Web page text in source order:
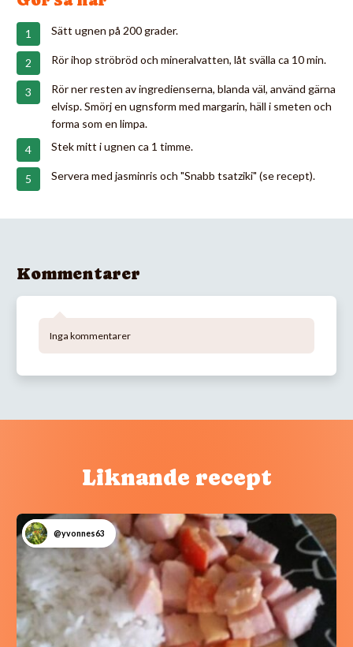
Sätt ugnen på 200 grader.
Rör ihop ströbröd och mineralvatten, låt svälla ca 10 min.
Rör ner resten av ingredienserna, blanda väl, använd gärna
elvisp. Smörj en ugnsform med margarin, häll i smeten och
forma som en limpa.
Stek mitt i ugnen ca 1 timme.
Servera med jasminris och "Snabb tsatziki" (se recept).
Kommentarer
Inga kommentarer
Liknande recept
@yvonnes63